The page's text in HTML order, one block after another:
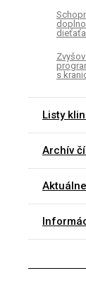
dieťaťa
s
Listy
Archív